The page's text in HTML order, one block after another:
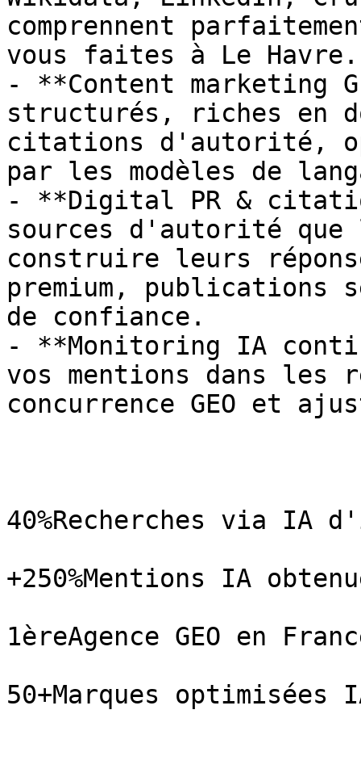
comprennent
vous faites à Le Havre.
- **Content marketing
structurés, riches en
citations d'autorité,
par les modèles de
- **Digital PR &
sources d'autorité
construire leurs
premium, publications
de confiance.
- **Monitoring IA
vos mentions dans les
concurrence GEO et
40%Recherches via IA
+250%Mentions IA
1èreAgence GEO en
50+Marques optimisées